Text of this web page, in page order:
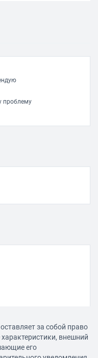
проблему
за собой право
внешний
его